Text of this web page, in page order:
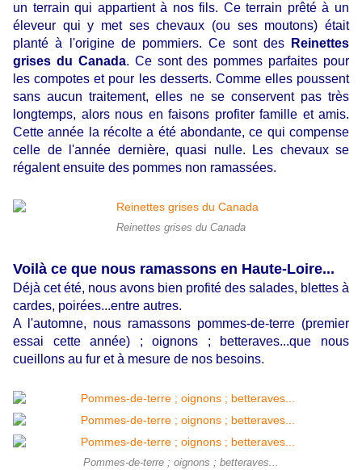
un terrain qui appartient à nos fils. Ce terrain prêté à un
éleveur qui y met ses chevaux (ou ses moutons) était
planté à l'origine de pommiers. Ce sont desReinettes
grises du Canada. Ce sont des pommes parfaites pour
les compotes et pour les desserts. Comme elles poussent
sans aucun traitement, elles ne se conservent pas très
longtemps, alors nous en faisons profiter famille et amis.
Cette année la récolte a été abondante, ce qui compense
celle de l'année dernière, quasi nulle. Les chevaux se
régalent ensuite des pommes non ramassées.
Reinettes grises du Canada
Voilà ce que nous ramassons en Haute-Loire...
Déjà cet été, nous avons bien profité des salades, blettes à
cardes, poirées...entre autres.
A l'automne, nous ramassons pommes-de-terre (premier
essai cette année) ; oignons ; betteraves...que nous
cueillons au fur et à mesure de nos besoins.
Pommes-de-terre ; oignons ; betteraves...